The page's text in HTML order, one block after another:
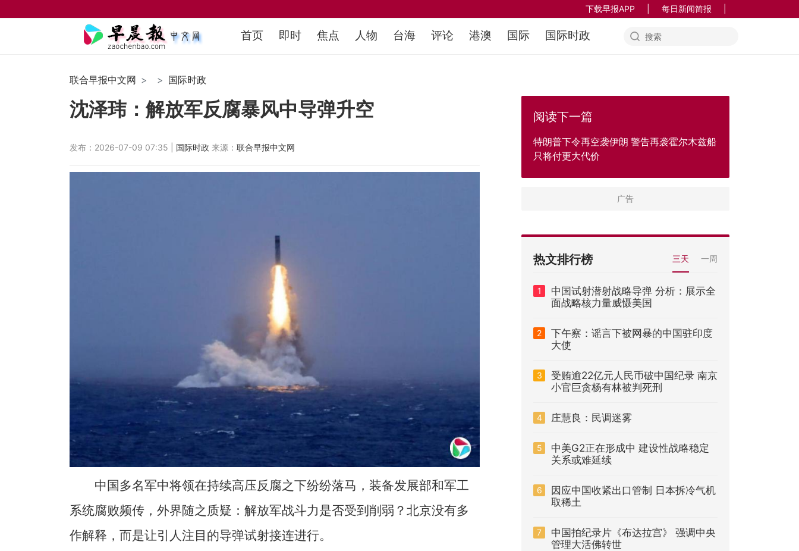
下载早报APP 每日新闻简报
首页 即时 焦点 人物 台海 评论 港澳 国际 国际时政
联合早报中文网 国际时政
沈泽玮：解放军反腐暴风中导弹升空
发布：2026-07-09 07:35 | 国际时政 来源： 联合早报中文网
中国多名军中将领在持续高压反腐之下纷纷落马，装备发展部和军工
系统腐败频传，外界随之质疑：解放军战斗力是否受到削弱？北京没有多
作解释，而是让引人注目的导弹试射接连进行。
阅读下一篇
特朗普下令再空袭伊朗 警告再袭霍尔木兹船
只将付更大代价
热文排行榜 三天 一周
1
中国试射潜射战略导弹 分析：展示全
面战略核力量威慑美国
2
下午察：谣言下被网暴的中国驻印度
大使
3
受贿逾22亿元人民币破中国纪录 南京
小官巨贪杨有林被判死刑
4 庄慧良：民调迷雾
5
中美G2正在形成中 建设性战略稳定
关系或难延续
6
因应中国收紧出口管制 日本拆冷气机
取稀土
7
中国拍纪录片《布达拉宫》 强调中央
管理大活佛转世